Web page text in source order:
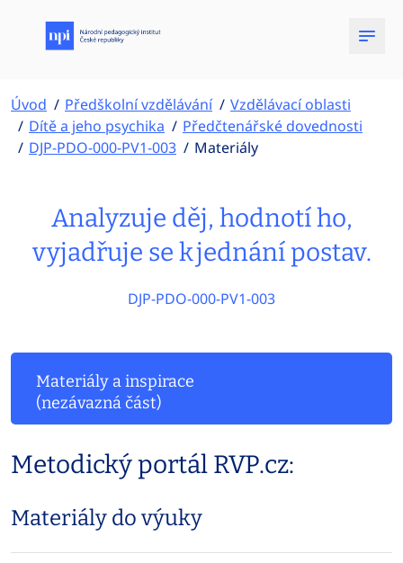
Úvod Předškolní vzdělávání
Vzdělávací oblasti
Dítě a jeho psychika
Předčtenářské dovednosti
DJP-PDO-000-PV1-003
Materiály
Analyzuje děj, hodnotí ho,
vyjadřuje se k jednání postav.
DJP-PDO-000-PV1-003
Materiály a inspirace
(nezávazná část)
Metodický portál RVP.cz:
Materiály do výuky